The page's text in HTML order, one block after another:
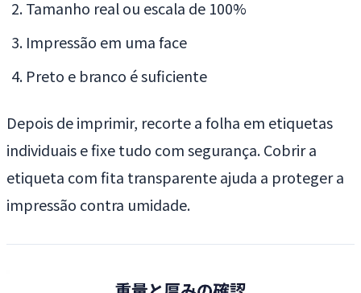
Tamanho real ou escala de 100%
Impressão em uma face
Preto e branco é suficiente
Depois de imprimir, recorte a folha em etiquetas
individuais e fixe tudo com segurança. Cobrir a
etiqueta com fita transparente ajuda a proteger a
impressão contra umidade.